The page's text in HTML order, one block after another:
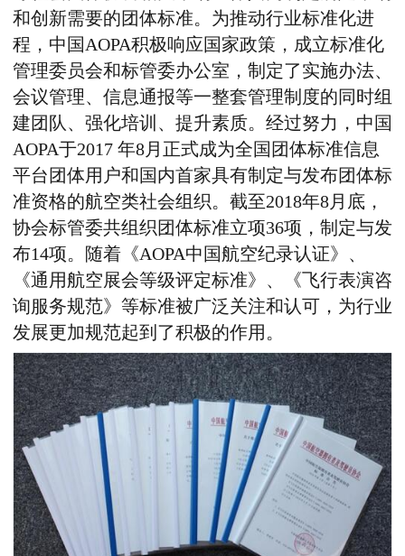
和创新需要的团体标准。为推动行业标准化进
程，中国AOPA积极响应国家政策，成立标准化
管理委员会和标管委办公室，制定了实施办法、
会议管理、信息通报等一整套管理制度的同时组
建团队、强化培训、提升素质。经过努力，中国
AOPA于2017 年8月正式成为全国团体标准信息
平台团体用户和国内首家具有制定与发布团体标
准资格的航空类社会组织。截至2018年8月底，
协会标管委共组织团体标准立项36项，制定与发
布14项。随着《AOPA中国航空纪录认证》、
《通用航空展会等级评定标准》、《飞行表演咨
询服务规范》等标准被广泛关注和认可，为行业
发展更加规范起到了积极的作用。